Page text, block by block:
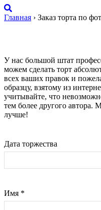
Главная › Заказ торта по
У нас большой штат
можем сделать торт
всех ваших правок и
образцу, взятому из
учитывайте, что
тем более другого автора.
лучше!
Дата торжества
Имя *